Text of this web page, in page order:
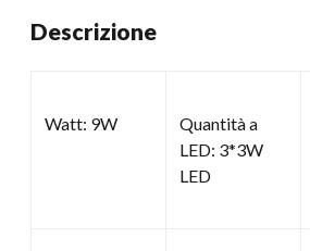
Descrizione
Watt: 9W
Quantità a
LED: 3*3W
LED